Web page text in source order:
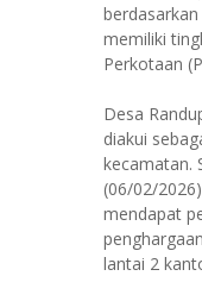
memiliki
Perkotaan
Desa
diakui
kecamatan.
(06/02/
mendapat
lantai 2